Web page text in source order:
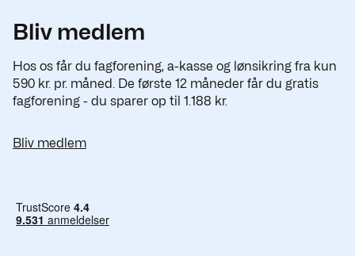
Bliv medlem
Hos os får du fagforening, a-kasse og lønsikring fra kun
590 kr. pr. måned. De første 12 måneder får du gratis
fagforening - du sparer op til 1.188 kr.
Bliv medlem